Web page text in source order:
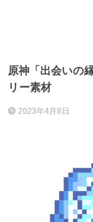
原神「出会いの
リー素材
2023年4月8日